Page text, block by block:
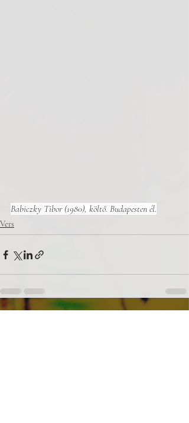
Babiczky Tibor (1980), költő. Budapesten él.
Vers